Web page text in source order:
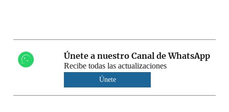
Únete a nuestro Canal de WhatsApp
Recibe todas las actualizaciones
Únete